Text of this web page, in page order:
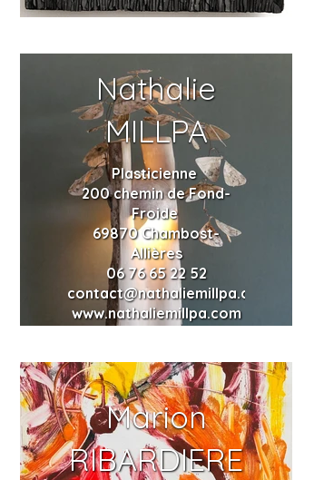
Nathalie
MILLPA
Plasticienne
200 chemin de Fond-
Froide
69870 Chambost-
Allières
06 76 65 22 52
contact@nathaliemillpa.com
www.nathaliemillpa.com
Marion
RIBARDIERE